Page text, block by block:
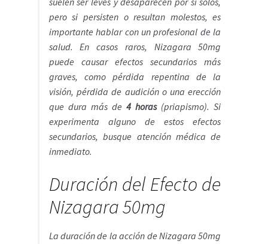
pero si persisten o resultan molestos, es
importante hablar con un profesional de la
salud. En casos raros, Nizagara 50mg
puede causar efectos secundarios más
graves, como pérdida repentina de la
visión, pérdida de audición o una erección
que dura más de4 horas(priapismo). Si
experimenta alguno de estos efectos
secundarios, busque atención médica de
inmediato.
Duración del Efecto de
Nizagara 50mg
La duración de la acción de Nizagara 50mg